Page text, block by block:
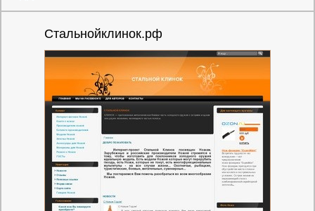
Стальнойклинок.рф